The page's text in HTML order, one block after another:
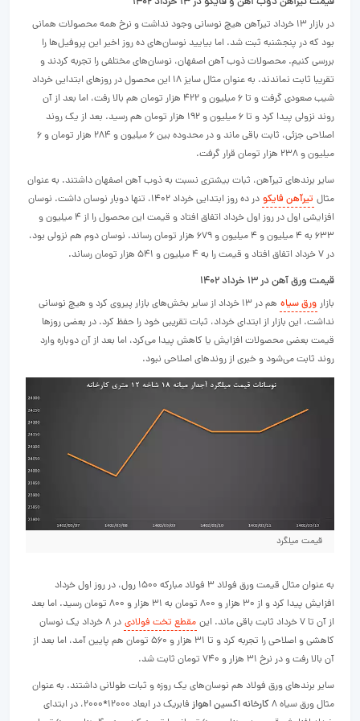
در بازار ۱۳ خرداد تیرآهن هیچ نوسانی وجود نداشت و نرخ همه محصولات همانی
بود که در پنجشنبه ثبت شد. اما بیایید نوسان‌های ده روز اخیر این پروفیل‌ها را
بررسی کنیم. محصولات ذوب آهن اصفهان، نوسان‌های مختلفی را تجربه کردند و
تقریبا ثابت نماندند. به عنوان مثال سایز ۱۸ این محصول در روزهای ابتدایی خرداد
شیب صعودی گرفت و تا ۶ میلیون و ۴۲۲ هزار تومان هم بالا رفت، اما بعد از آن
روند نزولی پیدا کرد و تا ۶ میلیون و ۱۹۲ هزار تومان هم رسید. بعد از یک روند
اصلاحی جزئی، ثابت باقی ماند و در محدوده بین ۶ میلیون و ۲۸۴ هزار تومان و ۶
میلیون و ۲۳۸ هزار تومان قرار گرفت.
سایر برندهای تیرآهن، ثبات بیشتری نسبت به ذوب آهن اصفهان داشتند. به عنوان
مثال تیرآهن فایکو
در ده روز ابتدایی خرداد ۱۴۰۲، تنها دوبار نوسان داشت. نوسان
افزایشی اول در روز اول خرداد اتفاق افتاد و قیمت این محصول را از ۴ میلیون و
۶۳۳ به ۴ میلیون و ۴ میلیون و ۶۷۹ هزار تومان رساند. نوسان دوم هم نزولی بود،‌
در ۷ خرداد اتفاق افتاد و قیمت را به ۴ میلیون و ۵۴۱ هزار تومان رساند.
قیمت ورق آهن در ۱۳ خرداد ۱۴۰۲
بازار ورق سیاه
هم در ۱۳ خرداد از سایر بخش‌های بازار پیروی کرد و هیچ نوسانی
نداشت. این بازار از ابتدای خرداد، ثبات تقریبی خود را حفظ کرد. در بعضی روزها
قیمت بعضی محصولات افزایش یا کاهش پیدا می‌کرد، اما بعد از آن دوباره وارد
روند ثابت می‌شود و خبری از روندهای اصلاحی نبود.
قیمت میلگرد
به عنوان مثال قیمت ورق فولاد ۳ فولاد مبارکه ۱۵۰۰ رول، در روز اول خرداد
افزایش پیدا کرد و از ۳۰ هزار و ۸۰۰ تومان به ۳۱ هزار و ۸۰۰ تومان رسید. اما بعد
از آن تا ۷ خرداد ثابت باقی ماند. این
مقطع تخت فولادی
در ۸ خرداد یک نوسان
کاهشی و اصلاحی را تجربه کرد و تا ۳۱ هزار و ۵۶۰ تومان هم پایین آمد، اما بعد از
آن بالا رفت و در نرخ ۳۱ هزار و ۷۴۰ تومان ثابت شد.
سایر برندهای ورق فولاد هم نوسان‌های یک روزه و ثبات طولانی داشتند. به عنوان
مثال ورق سیاه ۸
کارخانه اکسین اهواز
فابریک در ابعاد 12000*2000، در ابتدای